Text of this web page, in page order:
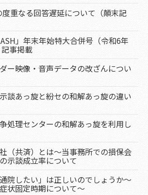
重なる回答遅延について（顛末記
」年末年始特大合併号（令和6年
事掲載
ー映像・音声データの改ざんについ
談あっ旋と紛セの和解あっ旋の違い
処理センターの和解あっ旋を利用し
（共済）とは～当事務所での損保会
示談成立率について
院したい」は正しいのでしょうか～
状固定時期について～